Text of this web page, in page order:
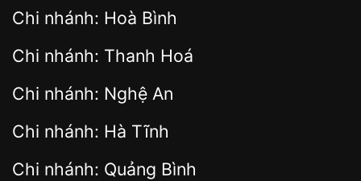
Chi nhánh: Hoà Bình
Chi nhánh: Thanh Hoá
Chi nhánh: Nghệ An
Chi nhánh: Hà Tĩnh
Chi nhánh: Quảng Bình